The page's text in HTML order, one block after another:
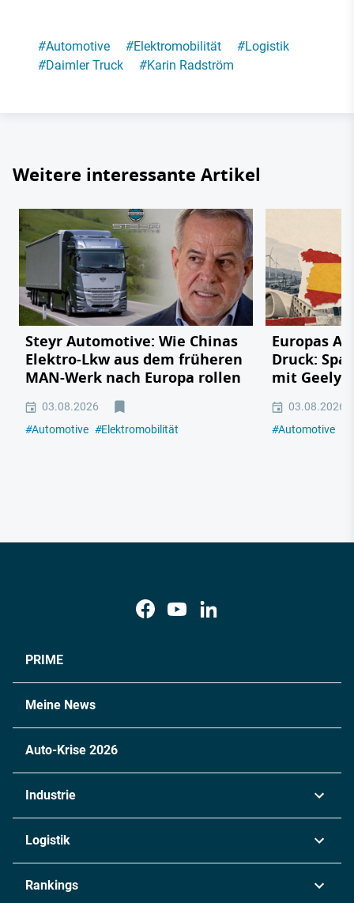
#Automotive #Elektromobilität #Logistik
#Daimler Truck #Karin Radström
Weitere interessante Artikel
Steyr Automotive: Wie Chinas
Elektro-Lkw aus dem früheren
MAN-Werk nach Europa rollen
03.08.2026
#Automotive #Elektromobilität
Europas
Druck:
mit Geely,
03.08.2026
#Automotive
PRIME
Meine News
Auto-Krise 2026
Industrie
Chemie
Logistik
Rankings